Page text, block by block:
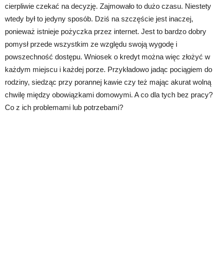
cierpliwie czekać na decyzję. Zajmowało to dużo czasu. Niestety
wtedy był to jedyny sposób. Dziś na szczęście jest inaczej,
ponieważ istnieje pożyczka przez internet. Jest to bardzo dobry
pomysł przede wszystkim ze względu swoją wygodę i
powszechność dostępu. Wniosek o kredyt można więc złożyć w
każdym miejscu i każdej porze. Przykładowo jadąc pociągiem do
rodziny, siedząc przy porannej kawie czy też mając akurat wolną
chwilę między obowiązkami domowymi. A co dla tych bez pracy?
Co z ich problemami lub potrzebami?